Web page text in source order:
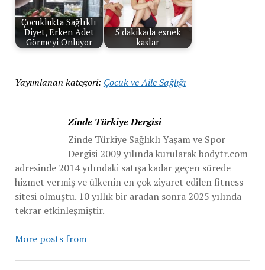
Çocuklukta Sağlıklı
Diyet, Erken Adet
Görmeyi Önlüyor
5 dakikada esnek
kaslar
Yayımlanan kategori: Çocuk ve Aile Sağlığı
Zinde Türkiye Dergisi
Zinde Türkiye Sağlıklı Yaşam ve Spor
Dergisi 2009 yılında kurularak bodytr.com
adresinde 2014 yılındaki satışa kadar geçen sürede
hizmet vermiş ve ülkenin en çok ziyaret edilen fitness
sitesi olmuştu. 10 yıllık bir aradan sonra 2025 yılında
tekrar etkinleşmiştir.
More posts from